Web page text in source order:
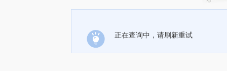
正在查询中，请刷新重试